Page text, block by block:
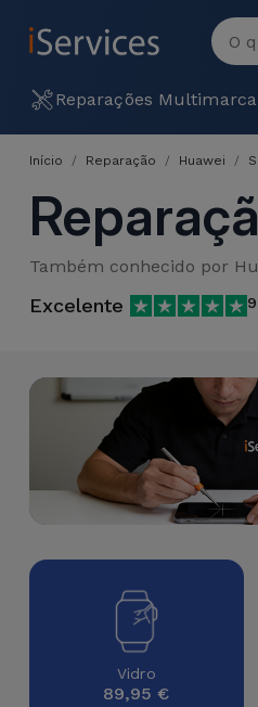
Reparações Multimarca
MENU
Reparações
Por
Avaria
iPhone
iPad
Macbook
/ iMac
Watch
Samsung
iPhones
Recondicionados
Recondicionados
Apple Watch
Recondicionados
Recondicionados
Recondicionados
Produtos
DJI
Novidades
Cabos
Adaptadores
Lojas
Promoções
Retomas
Ver
Início Reparação Huawei
Também conhecido por
Excelente
Vidro
89,95 €